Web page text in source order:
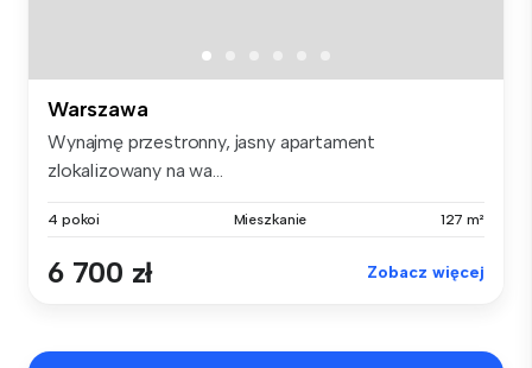
Warszawa
Wynajmę przestronny, jasny apartament
zlokalizowany na wa...
4 pokoi Mieszkanie 127 m²
6 700 zł Zobacz więcej